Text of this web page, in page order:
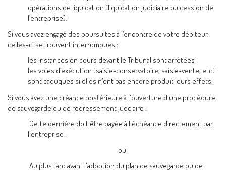
opérations de liquidation (liquidation judiciaire ou cession de
l’entreprise).
Si vous avez engagé des poursuites à l’encontre de votre débiteur,
celles-ci se trouvent interrompues :
les instances en cours devant le Tribunal sont arrêtées ;
les voies d’exécution (saisie-conservatoire, saisie-vente, etc)
sont caduques si elles n’ont pas encore produit leurs effets.
Si vous avez une créance postérieure à l'ouverture d'une procédure
de sauvegarde ou de redressement judciaire :
Cette dernière doit être payée à l'échéance directement par
l'entreprise ;
ou
Au plus tard avant l'adoption du plan de sauvegarde ou de